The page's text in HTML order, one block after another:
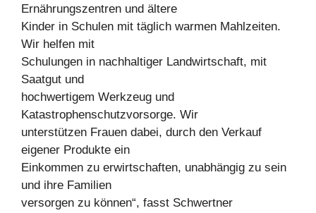
Ernährungszentren und ältere
Kinder in Schulen mit täglich warmen Mahlzeiten.
Wir helfen mit
Schulungen in nachhaltiger Landwirtschaft, mit
Saatgut und
hochwertigem Werkzeug und
Katastrophenschutzvorsorge. Wir
unterstützen Frauen dabei, durch den Verkauf
eigener Produkte ein
Einkommen zu erwirtschaften, unabhängig zu sein
und ihre Familien
versorgen zu können“, fasst Schwertner